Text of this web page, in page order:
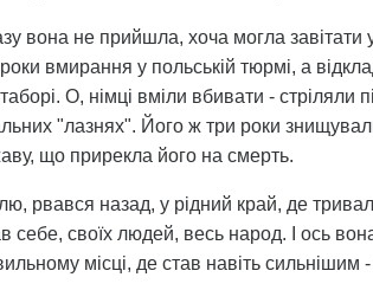
вона не прийшла, хоча могла завітати
вмирання у польській тюрмі, а
О, німці вміли вбивати - стріляли
"лазнях". Його ж три роки
що прирекла його на смерть.
рвався назад, у рідний край, де
себе, своїх людей, весь народ. І ось
місці, де став навіть сильнішим